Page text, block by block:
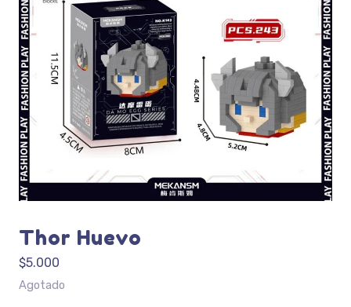
Thor Huevo
$5.000
Agotado